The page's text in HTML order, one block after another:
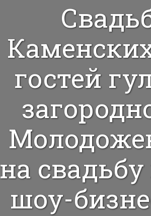
гостей
на
шоу-